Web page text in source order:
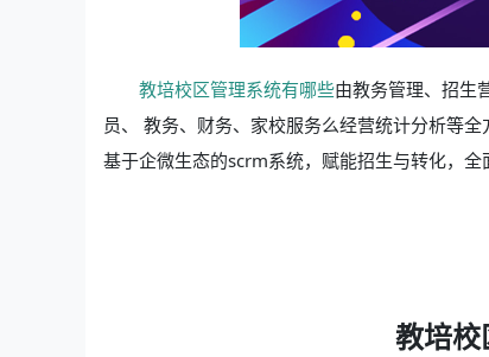
教培校区管理系统有哪些由教务管理、招生
员、 教务、财务、家校服务么经营统计分析等
基于企微生态的scrm系统，赋能招生与转化，全
教培校